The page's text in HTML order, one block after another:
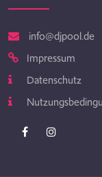
info@djpool.de
Impressum
Datenschutz